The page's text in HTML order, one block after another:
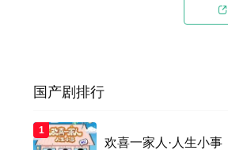

国产剧排行
1
欢喜一家人·人生小事